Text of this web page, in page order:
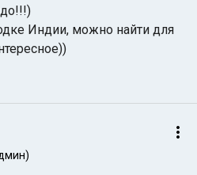
Индии, можно найти для